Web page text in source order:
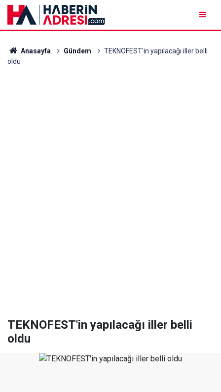
Anasayfa Gündem
TEKNOFEST'in yapılacağı iller belli
oldu
TEKNOFEST'in yapılacağı iller belli
oldu